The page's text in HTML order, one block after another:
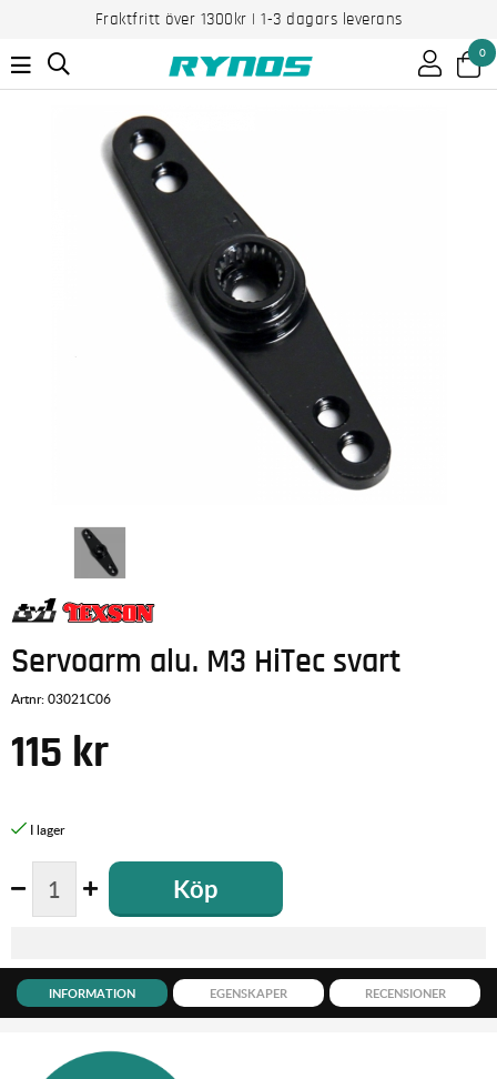
Fraktfritt över 1300kr | 1-3 dagars leverans
0
Servoarm alu. M3 HiTec svart
Artnr:03021C06
115 kr
Köp
INFORMATION EGENSKAPER RECENSIONER